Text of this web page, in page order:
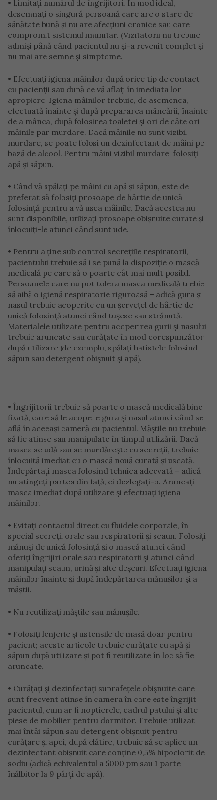
• Limitați numărul de îngrijitori. În mod ideal,
desemnați o singură persoană care are o stare de
sănătate bună și nu are afecțiuni cronice sau care
compromit sistemul imunitar. (Vizitatorii nu trebuie
admiși până când pacientul nu și-a revenit complet și
nu mai are semne și simptome.
• Efectuați igiena mâinilor după orice tip de contact
cu pacienții sau după ce vă aflați în imediata lor
apropiere. Igiena mâinilor trebuie, de asemenea,
efectuată înainte și după prepararea mâncării, înainte
de a mânca, după folosirea toaletei și ori de câte ori
mâinile par murdare. Dacă mâinile nu sunt vizibil
murdare, se poate folosi un dezinfectant de mâini pe
bază de alcool. Pentru mâini vizibil murdare, folosiți
apă și săpun.
• Când vă spălați pe mâini cu apă și săpun, este de
preferat să folosiți prosoape de hârtie de unică
folosință pentru a vă usca mâinile. Dacă acestea nu
sunt disponibile, utilizați prosoape obișnuite curate și
înlocuiți-le atunci când sunt ude.
• Pentru a ține sub control secrețiile respiratorii,
pacientului trebuie să i se pună la dispoziție o mască
medicală pe care să o poarte cât mai mult posibil.
Persoanele care nu pot tolera masca medicală trebie
să aibă o igienă respiratorie riguroasă – adică gura și
nasul trebuie acoperite cu un șervețel de hârtie de
unică folosință atunci când tușesc sau strănută.
Materialele utilizate pentru acoperirea gurii și nasului
trebuie aruncate sau curățate în mod corespunzător
după utilizare (de exemplu, spălați batistele folosind
săpun sau detergent obișnuit și apă).
• Îngrijitorii trebuie să poarte o mască medicală bine
fixată, care să le acopere gura și nasul atunci când se
află în aceeași cameră cu pacientul. Măștile nu trebuie
să fie atinse sau manipulate în timpul utilizării. Dacă
masca se udă sau se murdărește cu secreții, trebuie
înlocuită imediat cu o mască nouă curată și uscată.
Îndepărtați masca folosind tehnica adecvată – adică
nu atingeți partea din față, ci dezlegați-o. Aruncați
masca imediat după utilizare și efectuați igiena
mâinilor.
• Evitați contactul direct cu fluidele corporale, în
special secreții orale sau respiratorii și scaun. Folosiți
mănuși de unică folosință și o mască atunci când
oferiți îngrijiri orale sau respiratorii și atunci când
manipulați scaun, urină și alte deșeuri. Efectuați igiena
mâinilor înainte și după îndepărtarea mănușilor și a
măștii.
• Nu reutilizați măștile sau mănușile.
• Folosiți lenjerie și ustensile de masă doar pentru
pacient; aceste articole trebuie curățate cu apă și
săpun după utilizare și pot fi reutilizate în loc să fie
aruncate.
• Curățați și dezinfectați suprafețele obișnuite care
sunt frecvent atinse în camera în care este îngrijit
pacientul, cum ar fi noptierele, cadrul patului și alte
piese de mobilier pentru dormitor. Trebuie utilizat
mai întâi săpun sau detergent obișnuit pentru
curățare și apoi, după clătire, trebuie să se aplice un
dezinfectant obișnuit care conține 0,5% hipoclorit de
sodiu (adică echivalentul a 5000 pm sau 1 parte
înălbitor la 9 părți de apă).